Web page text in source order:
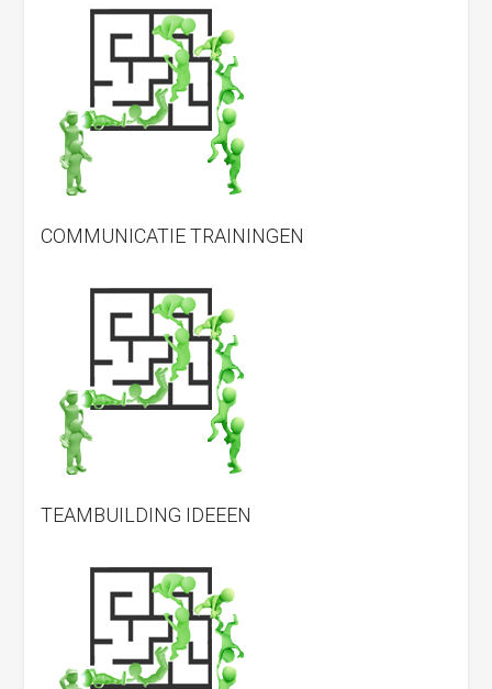
COMMUNICATIE TRAININGEN
TEAMBUILDING IDEEEN